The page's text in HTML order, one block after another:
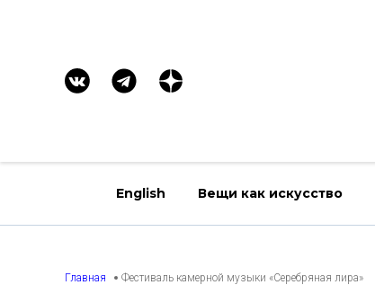
English Вещи как искусство
Главная Фестиваль камерной музыки «Серебряная лира»